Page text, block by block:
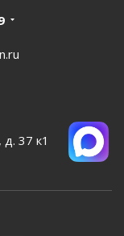
37 к1